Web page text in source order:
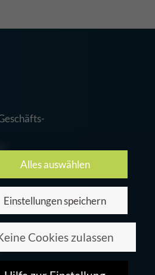
Alles auswählen
Einstellungen speichern
Cookies zulassen